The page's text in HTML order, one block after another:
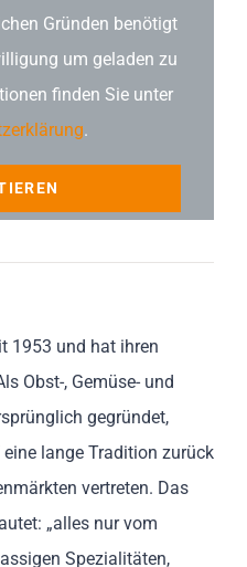
Gründen benötigt
um geladen zu
finden Sie unter
.
1953 und hat ihren
Obst-, Gemüse- und
gegründet,
lange Tradition zurück
vertreten. Das
„alles nur vom
Spezialitäten,